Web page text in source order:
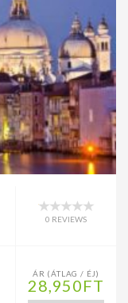
0 REVIEWS
ÁR (ÁTLAG / ÉJ)
28,950FT